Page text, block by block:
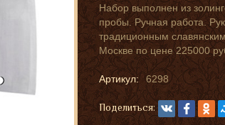
Набор выполнен из
пробы. Ручная работа.
традиционным
Москве по цене 225000
Артикул: 6298
Поделиться: